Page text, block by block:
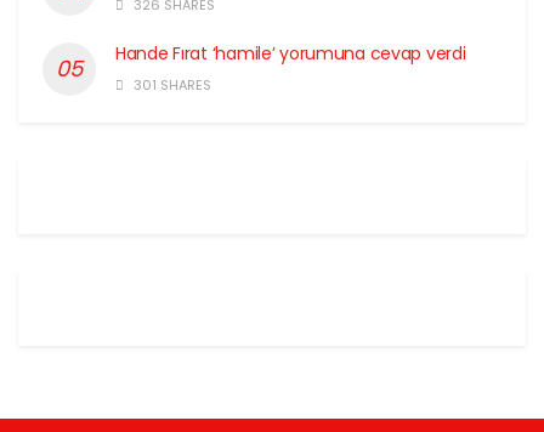
326 SHARES
Hande Fırat ‘hamile’ yorumuna cevap verdi
301 SHARES